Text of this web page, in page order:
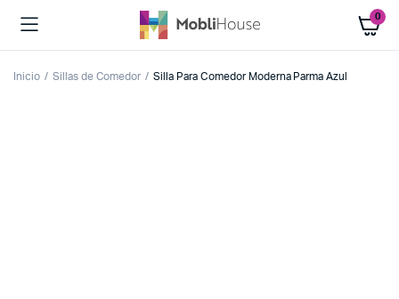
0
Inicio Sillas de Comedor Silla Para Comedor Moderna Parma Azul